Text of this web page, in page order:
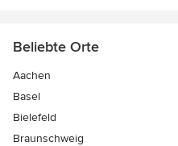
Beliebte Orte
Aachen
Basel
Bielefeld
Braunschweig